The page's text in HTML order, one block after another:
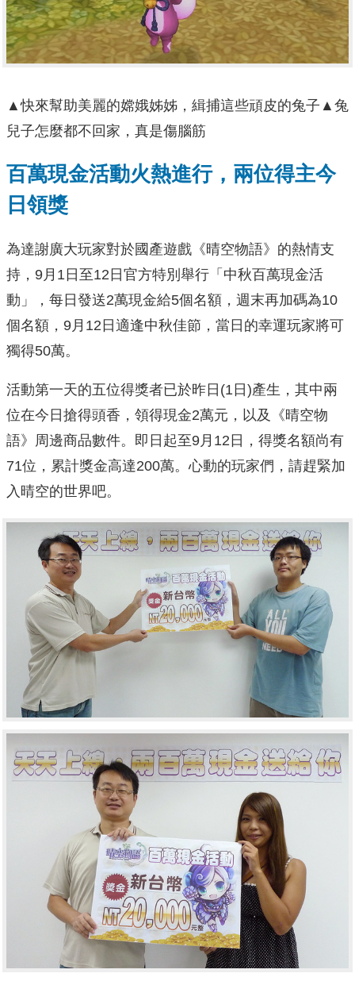
▲快來幫助美麗的嫦娥姊姊，緝捕這些頑皮的兔子▲兔
兒子怎麼都不回家，真是傷腦筋
百萬現金活動火熱進行，兩位得主今
日領獎
為達謝廣大玩家對於國產遊戲《晴空物語》的熱情支
持，9月1日至12日官方特別舉行「中秋百萬現金活
動」，每日發送2萬現金給5個名額，週末再加碼為10
個名額，9月12日適逢中秋佳節，當日的幸運玩家將可
獨得50萬。
活動第一天的五位得獎者已於昨日(1日)產生，其中兩
位在今日搶得頭香，領得現金2萬元，以及《晴空物
語》周邊商品數件。即日起至9月12日，得獎名額尚有
71位，累計獎金高達200萬。心動的玩家們，請趕緊加
入晴空的世界吧。